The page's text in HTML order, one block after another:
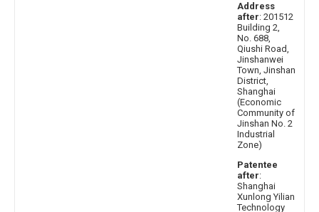
Address
after: 201512
Building 2,
No. 688,
Qiushi Road,
Jinshanwei
Town, Jinshan
District,
Shanghai
(Economic
Community of
Jinshan No. 2
Industrial
Zone)
Patentee
after:
Shanghai
Xunlong Yilian
Technology